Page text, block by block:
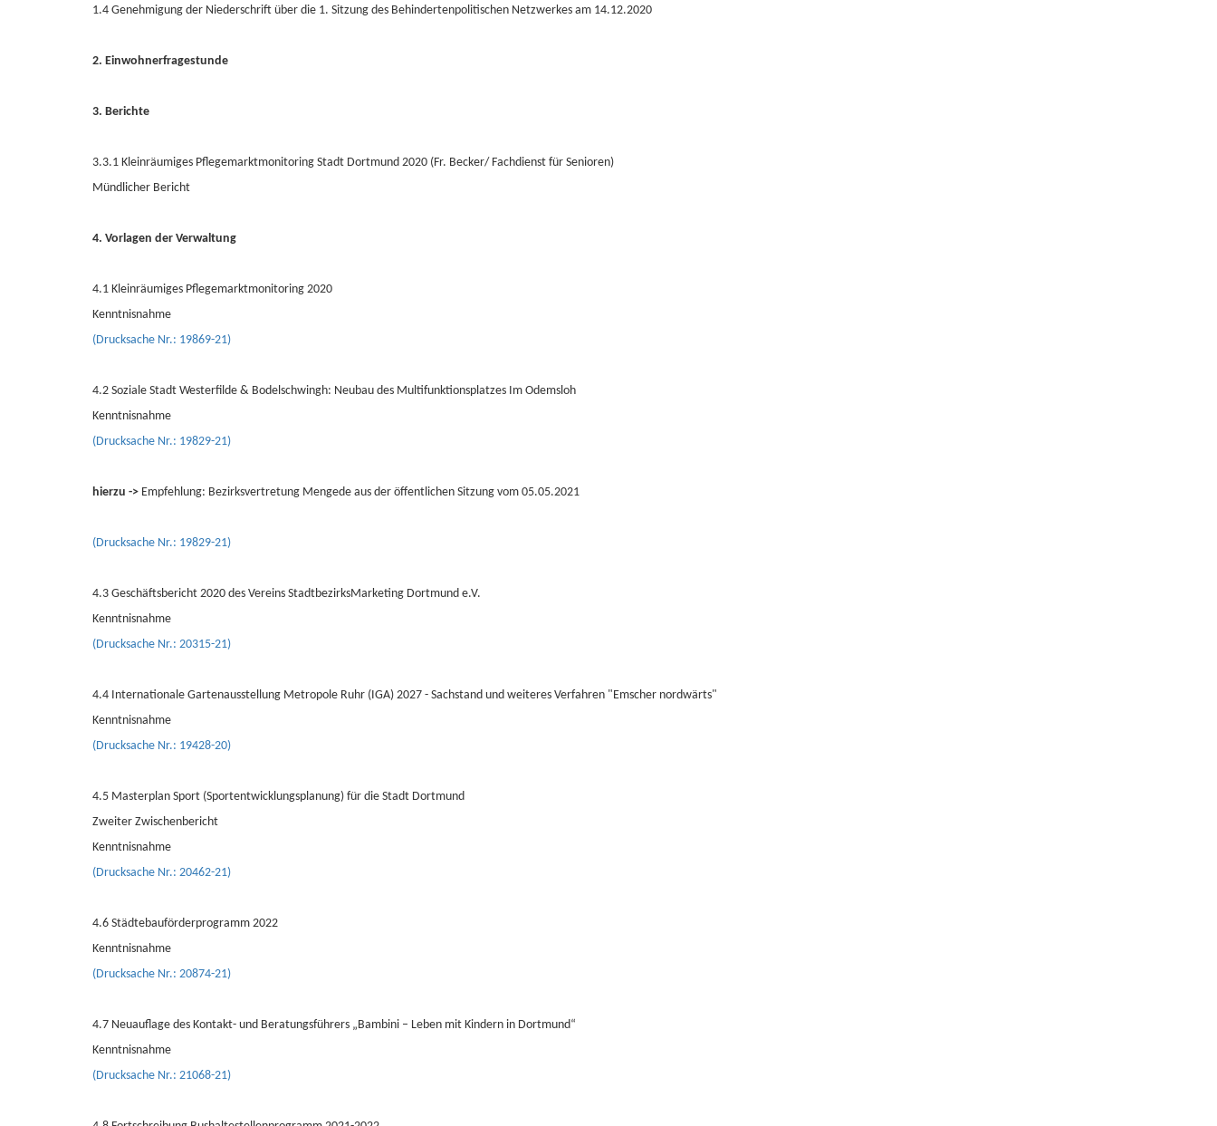
1.4 Genehmigung der Niederschrift über die 1. Sitzung des Behindertenpolitischen Netzwerkes am 14.12.2020
2. Einwohnerfragestunde
3. Berichte
3.3.1 Kleinräumiges Pflegemarktmonitoring Stadt Dortmund 2020 (Fr. Becker/ Fachdienst für Senioren)
Mündlicher Bericht
4. Vorlagen der Verwaltung
4.1 Kleinräumiges Pflegemarktmonitoring 2020
Kenntnisnahme
(Drucksache Nr.: 19869-21)
4.2 Soziale Stadt Westerfilde & Bodelschwingh: Neubau des Multifunktionsplatzes Im Odemsloh
Kenntnisnahme
(Drucksache Nr.: 19829-21)
hierzu -> Empfehlung: Bezirksvertretung Mengede aus der öffentlichen Sitzung vom 05.05.2021
(Drucksache Nr.: 19829-21)
4.3 Geschäftsbericht 2020 des Vereins StadtbezirksMarketing Dortmund e.V.
Kenntnisnahme
(Drucksache Nr.: 20315-21)
4.4 Internationale Gartenausstellung Metropole Ruhr (IGA) 2027 - Sachstand und weiteres Verfahren "Emscher nordwärts"
Kenntnisnahme
(Drucksache Nr.: 19428-20)
4.5 Masterplan Sport (Sportentwicklungsplanung) für die Stadt Dortmund
Zweiter Zwischenbericht
Kenntnisnahme
(Drucksache Nr.: 20462-21)
4.6 Städtebauförderprogramm 2022
Kenntnisnahme
(Drucksache Nr.: 20874-21)
4.7 Neuauflage des Kontakt- und Beratungsführers „Bambini – Leben mit Kindern in Dortmund“
Kenntnisnahme
(Drucksache Nr.: 21068-21)